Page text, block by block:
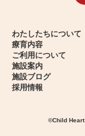
わたしたちについて
療育内容
ご利用について
施設案内
施設ブログ
採用情報
©Child Heart